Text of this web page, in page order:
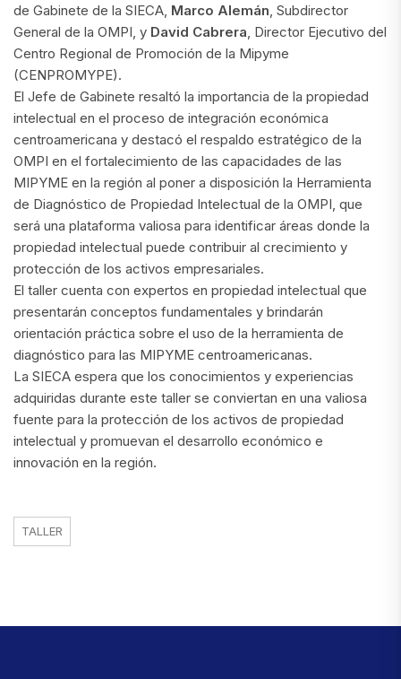
de Gabinete de la SIECA, Marco Alemán , Subdirector
General de la OMPI, y David Cabrera , Director Ejecutivo del
Centro Regional de Promoción de la Mipyme
(CENPROMYPE).
El Jefe de Gabinete resaltó la importancia de la propiedad
intelectual en el proceso de integración económica
centroamericana y destacó el respaldo estratégico de la
OMPI en el fortalecimiento de las capacidades de las
MIPYME en la región al poner a disposición la Herramienta
de Diagnóstico de Propiedad Intelectual de la OMPI, que
será una plataforma valiosa para identificar áreas donde la
propiedad intelectual puede contribuir al crecimiento y
protección de los activos empresariales.
El taller cuenta con expertos en propiedad intelectual que
presentarán conceptos fundamentales y brindarán
orientación práctica sobre el uso de la herramienta de
diagnóstico para las MIPYME centroamericanas.
La SIECA espera que los conocimientos y experiencias
adquiridas durante este taller se conviertan en una valiosa
fuente para la protección de los activos de propiedad
intelectual y promuevan el desarrollo económico e
innovación en la región.
TALLER